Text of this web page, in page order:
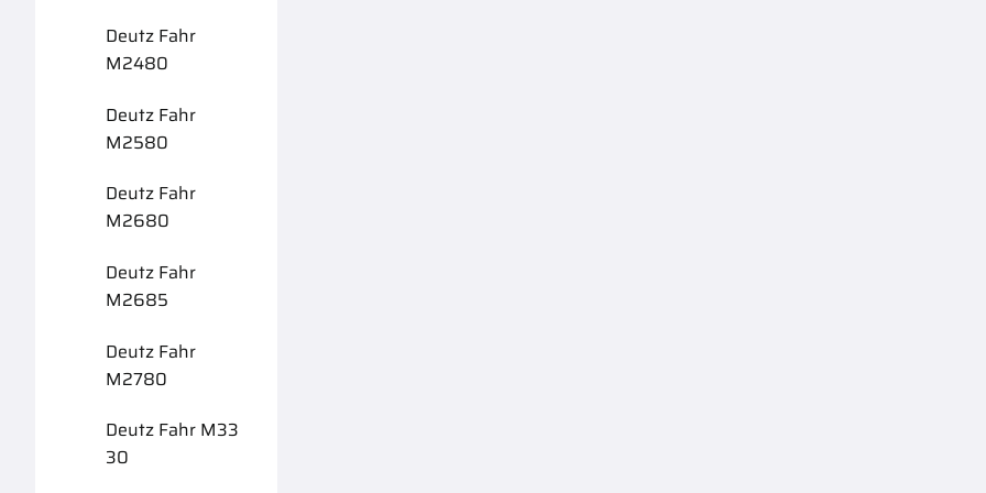
Deutz Fahr
M2480
Deutz Fahr
M2580
Deutz Fahr
M2680
Deutz Fahr
M2685
Deutz Fahr
M2780
Deutz Fahr M33
30